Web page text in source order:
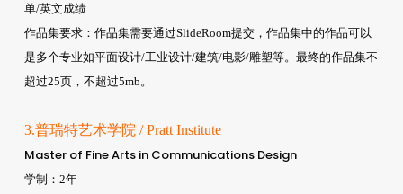
单/英文成绩
作品集要求：作品集需要通过SlideRoom提交，作品集中的作品可以
是多个专业如平面设计/工业设计/建筑/电影/雕塑等。最终的作品集不
超过25页，不超过5mb。
3.普瑞特艺术学院 / Pratt Institute
Master of Fine Arts in Communications Design
学制：2年